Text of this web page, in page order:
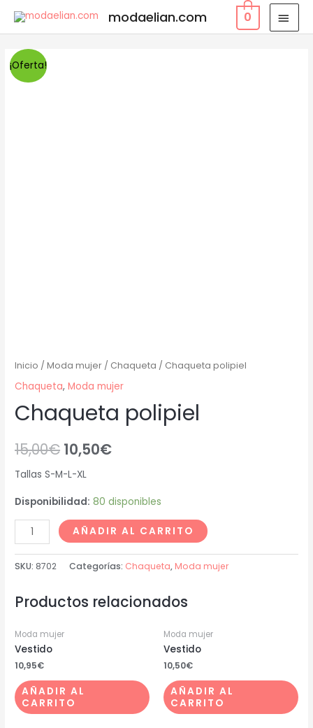
modaelian.com 0
¡Oferta!
Inicio /Moda mujer / Chaqueta / Chaqueta polipiel
Chaqueta,Moda mujer
Chaqueta polipiel
15,00€ 10,50€
Tallas S-M-L-XL
Disponibilidad: 80 disponibles
AÑADIR AL CARRITO
SKU: 8702 Categorías: Chaqueta, Moda mujer
Productos relacionados
Moda mujer
Vestido
10,95€
AÑADIR AL
CARRITO
Moda mujer
Vestido
10,50€
AÑADIR AL
CARRITO